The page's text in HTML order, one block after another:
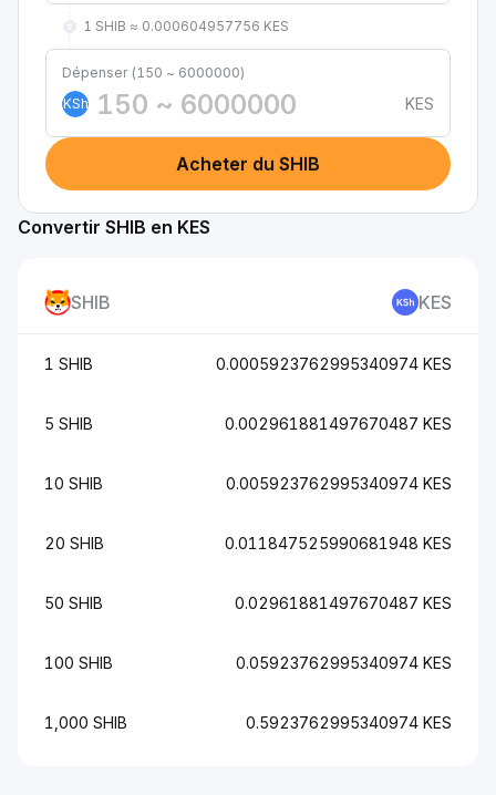
1 SHIB ≈ 0.000604957756 KES
Dépenser (150 ~ 6000000)
KSh
KES
Acheter du SHIB
Convertir SHIB en KES
SHIB KES
1 SHIB 0.0005923762995340974 KES
5 SHIB 0.002961881497670487 KES
10 SHIB 0.005923762995340974 KES
20 SHIB 0.011847525990681948 KES
50 SHIB 0.02961881497670487 KES
100 SHIB 0.05923762995340974 KES
1,000 SHIB 0.5923762995340974 KES